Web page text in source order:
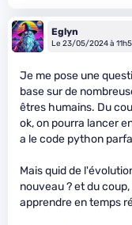
Eglyn
Le 23/05/2024 à
Je me pose une
base sur de
êtres humains. Du
ok, on pourra lancer
a le code python
Mais quid de
nouveau ? et du
apprendre en temps